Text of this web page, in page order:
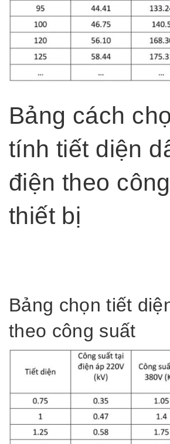
Bảng cách
tính tiết diện
điện theo
thiết bị
Bảng chọn tiết
theo công suất